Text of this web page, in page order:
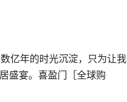
亿年的时光沉淀，只为让我
盛宴。喜盈门［全球购